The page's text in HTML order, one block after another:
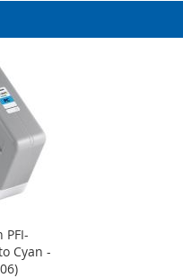
PFI-
Cyan -